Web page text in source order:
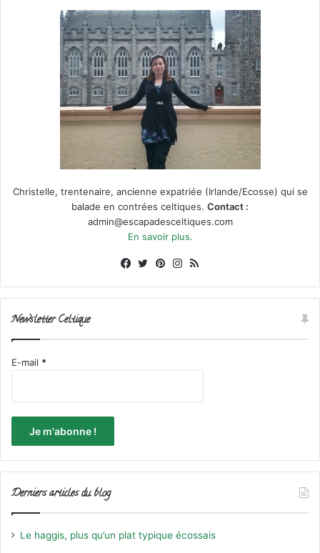
Christelle, trentenaire, ancienne expatriée (Irlande/Ecosse) qui se
balade en contrées celtiques. Contact :
admin@escapadesceltiques.com
En savoir plus.
Facebook
X PinterestInstagram
Newsletter Celtique
E-mail *
Derniers articles du blog
Le haggis, plus qu’un plat typique écossais